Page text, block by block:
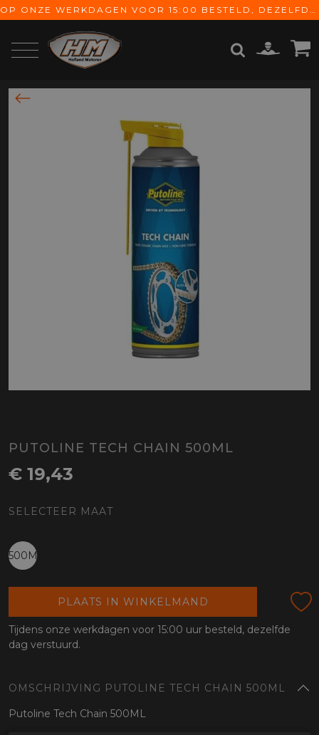
OP ONZE WERKDAGEN VOOR 15:00 BESTELD, DEZELFDE DAG VERZONDEN! GRATIS VERZENDING VANAF € 65,-
PUTOLINE TECH CHAIN 500ML
€ 19,43
SELECTEER MAAT
500ML
PLAATS IN WINKELMAND
Tijdens onze werkdagen voor 15:00 uur besteld, dezelfde
dag verstuurd.
OMSCHRIJVING PUTOLINE TECH CHAIN 500ML
Putoline Tech Chain 500ML